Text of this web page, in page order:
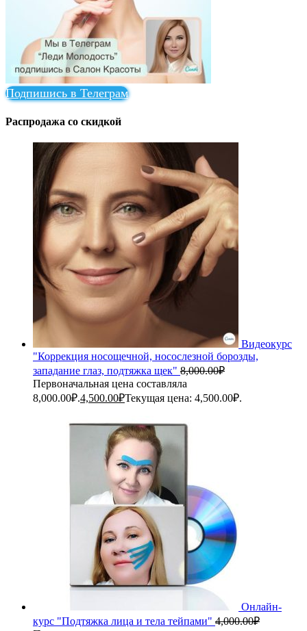
Подпишись в Телеграм
Распродажа со скидкой
Видеокурс
"Коррекция носощечной, носослезной борозды,
западание глаз, подтяжка щек" 8,000.00₽
Первоначальная цена составляла
8,000.00₽.4,500.00₽Текущая цена: 4,500.00₽.
Онлайн-
курс "Подтяжка лица и тела тейпами" 4,000.00₽